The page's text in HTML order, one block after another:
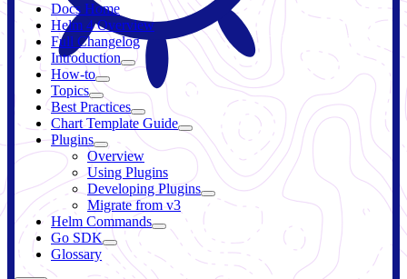
Docs Home
Helm 4 Overview
Full Changelog
Introduction
How-to
Topics
Best Practices
Chart Template Guide
Plugins
Overview
Using Plugins
Developing Plugins
Migrate from v3
Helm Commands
Go SDK
Glossary